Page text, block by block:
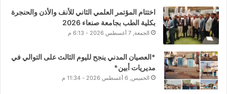
اختتام المؤتمر العلمي الثاني للأنف والأذن والحنجرة
بكلية الطب بجامعة صنعاء 2026
الجمعة, 7 أغسطس 2026 - 6:13 م
*العصيان المدني ينجح لليوم الثالث على التوالي في
مديريات أبين*
الخميس, 6 أغسطس 2026 - 11:34 م